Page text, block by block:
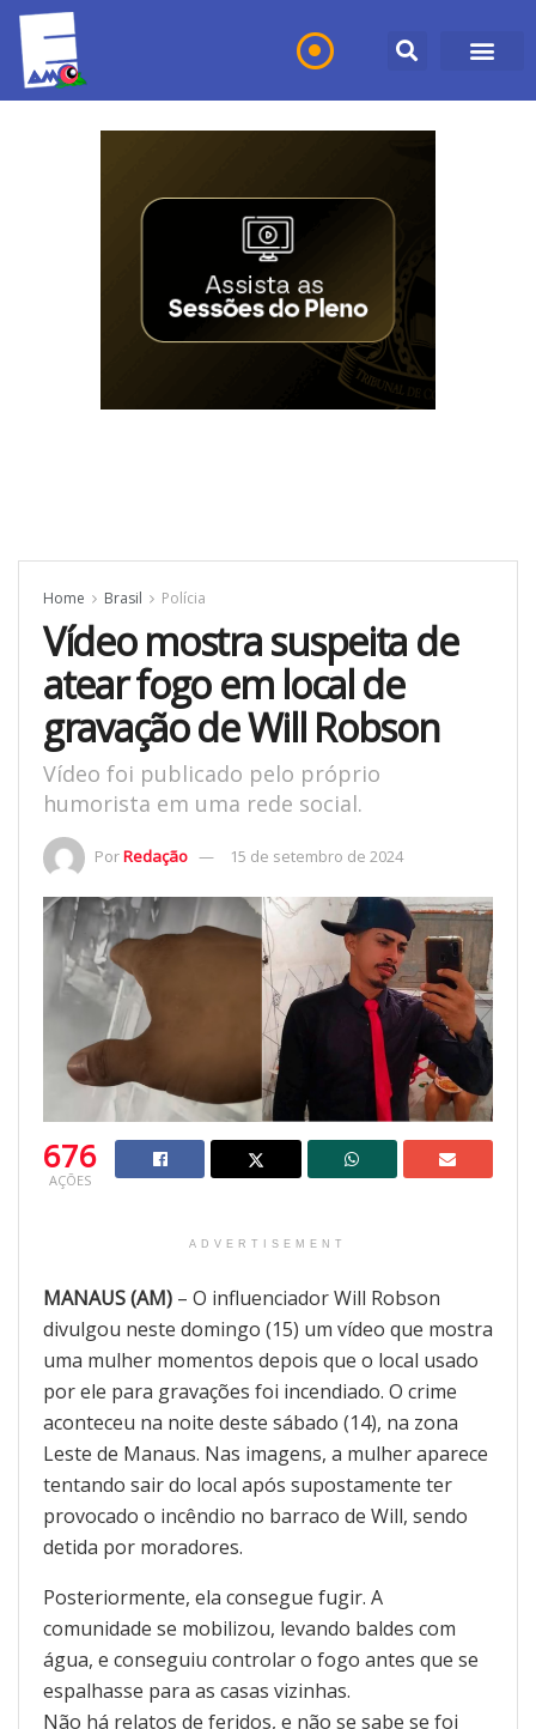
Home Brasil Polícia
Vídeo mostra suspeita de
atear fogo em local de
gravação de Will Robson
Vídeo foi publicado pelo próprio
humorista em uma rede social.
PorRedação 15 de setembro de 2024
676
AÇÕES
ADVERTISEMENT
MANAUS (AM) – O influenciador Will Robson
divulgou neste domingo (15) um vídeo que mostra
uma mulher momentos depois que o local usado
por ele para gravações foi incendiado. O crime
aconteceu na noite deste sábado (14), na zona
Leste de Manaus. Nas imagens, a mulher aparece
tentando sair do local após supostamente ter
provocado o incêndio no barraco de Will, sendo
detida por moradores.
Posteriormente, ela consegue fugir. A
comunidade se mobilizou, levando baldes com
água, e conseguiu controlar o fogo antes que se
espalhasse para as casas vizinhas.
Não há relatos de feridos, e não se sabe se foi